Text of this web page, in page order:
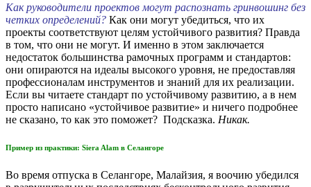
Как руководители проектов могут распознать гринвошинг без
четких определений? Как они могут убедиться, что их
проекты соответствуют целям устойчивого развития? Правда
в том, что они не могут. И именно в этом заключается
недостаток большинства рамочных программ и стандартов:
они опираются на идеалы высокого уровня, не предоставляя
профессионалам инструментов и знаний для их реализации.
Если вы читаете стандарт по устойчивому развитию, а в нем
просто написано «устойчивое развитие» и ничего подробнее
не сказано, то как это поможет? Подсказка. Никак.
Пример из практики: Siera Alam в Селангоре
Во время отпуска в Селангоре, Малайзия, я воочию убедился